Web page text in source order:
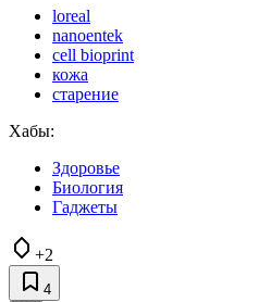
loreal
nanoentek
cell bioprint
кожа
старение
Хабы:
Здоровье
Биология
Гаджеты
+2
4